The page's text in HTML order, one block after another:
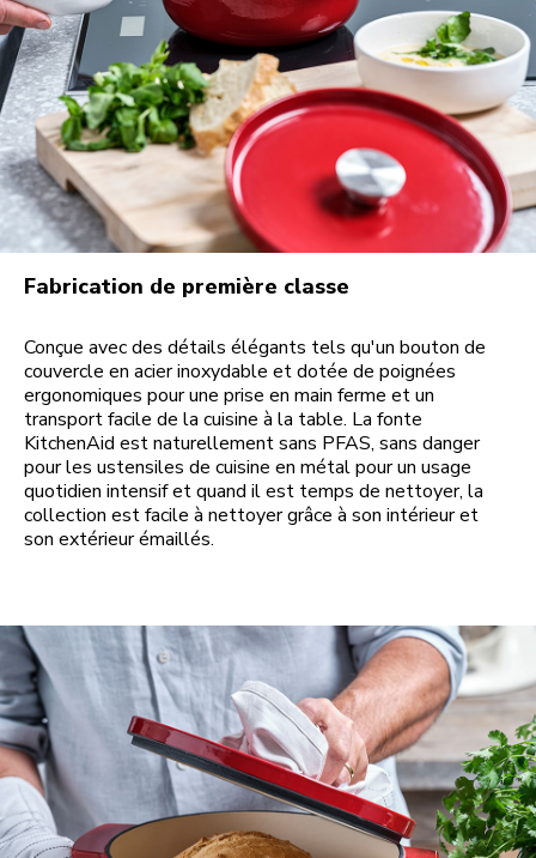
Fabrication de première classe
Conçue avec des détails élégants tels qu'un bouton de
couvercle en acier inoxydable et dotée de poignées
ergonomiques pour une prise en main ferme et un
transport facile de la cuisine à la table. La fonte
KitchenAid est naturellement sans PFAS, sans danger
pour les ustensiles de cuisine en métal pour un usage
quotidien intensif et quand il est temps de nettoyer, la
collection est facile à nettoyer grâce à son intérieur et
son extérieur émaillés.